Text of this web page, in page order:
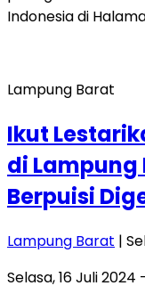
Indonesia di
Lampung Barat
Ikut
di Lampung
Berpuisi
Lampung Barat |
Selasa, 16 Juli 2024 -